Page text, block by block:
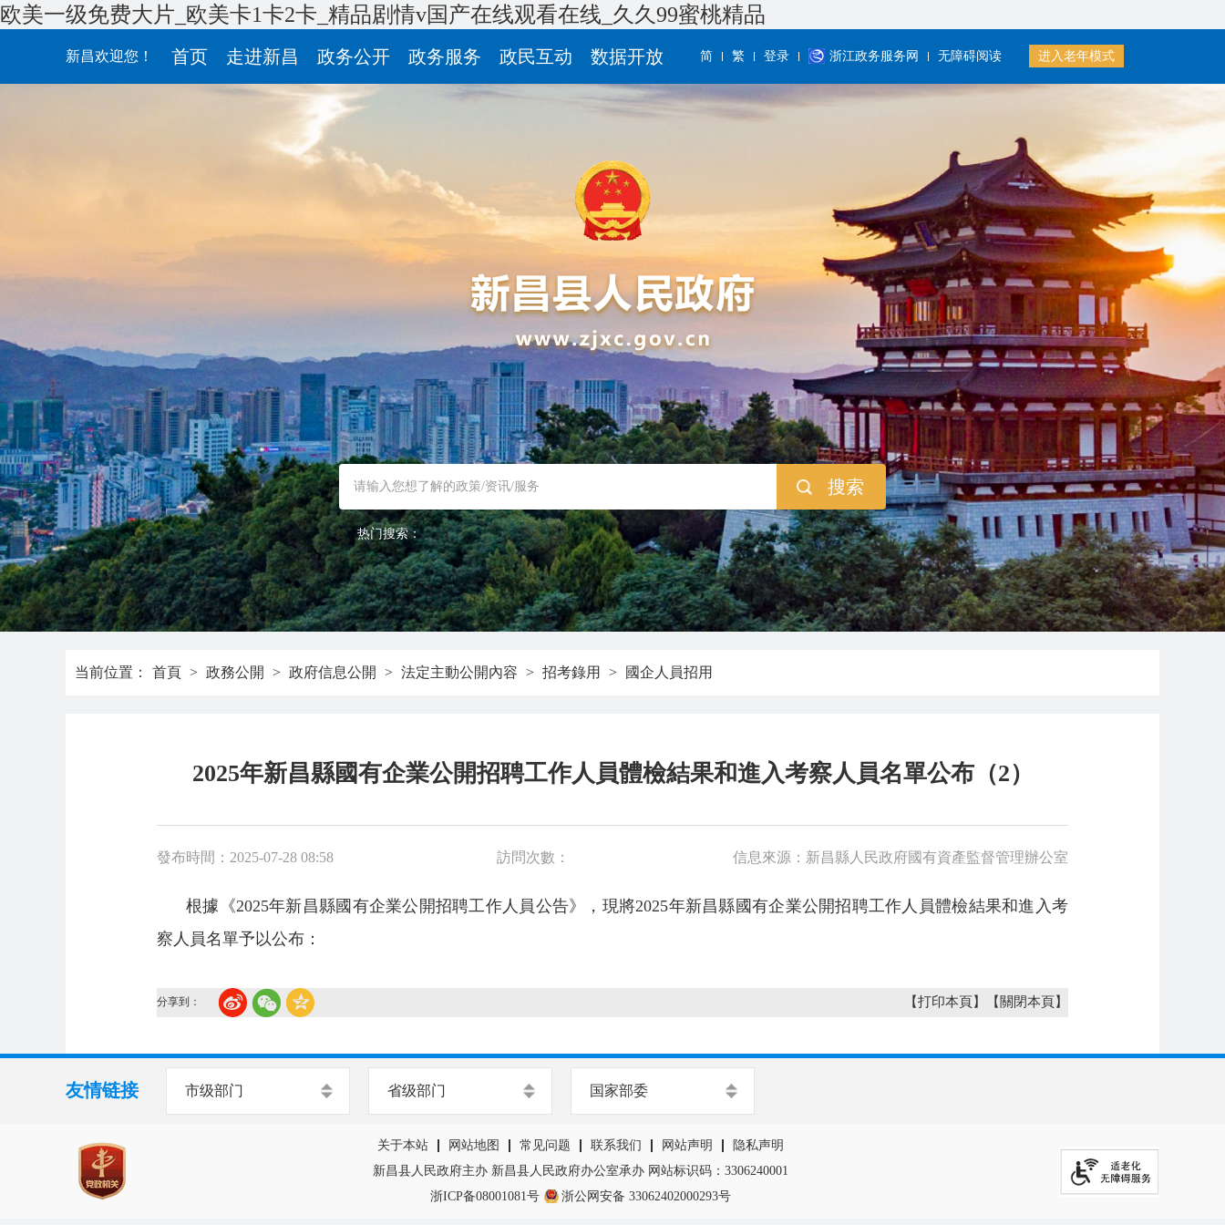
欧美一级免费大片_欧美卡1卡2卡_精品剧情v国产在线观看在线_久久99蜜桃精品
新昌欢迎您！ 首页 走进新昌 政务公开 政务服务 政民互动 数据开放 简 繁 登录 浙江政务服务网 无障碍阅读 进入老年模式
热门搜索：
当前位置： 首頁 > 政務公開 > 政府信息公開 > 法定主動公開內容 > 招考錄用 > 國企人員招用
2025年新昌縣國有企業公開招聘工作人員體檢結果和進入考察人員名單公布（2）
發布時間：2025-07-28 08:58 訪問次數： 信息來源：新昌縣人民政府國有資產監督管理辦公室
根據《2025年新昌縣國有企業公開招聘工作人員公告》，現將2025年新昌縣國有企業公開招聘工作人員體檢結果和進入考
察人員名單予以公布：
分享到： 【打印本頁】 【關閉本頁】
友情链接 市级部门 省级部门 国家部委
关于本站 网站地图 常见问题 联系我们 网站声明
隐私声明
新昌县人民政府主办 新昌县人民政府办公室承办 网站标识码：3306240001
浙ICP备08001081号
浙公网安备 33062402000293号